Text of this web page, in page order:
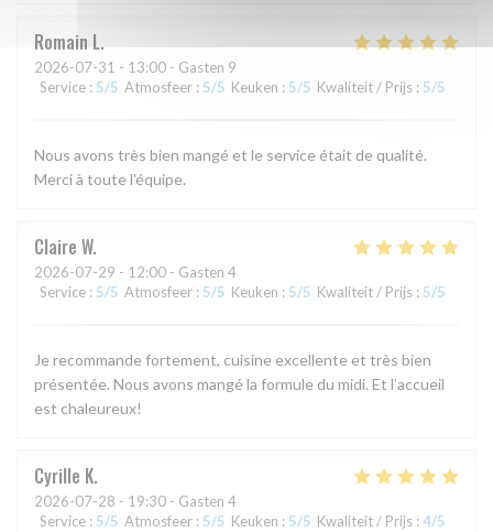
Romain L
2026-07-31 - 13:00 - Gasten 9
Service : 5/5 Atmosfeer : 5/5 Keuken : 5/5 Kwaliteit / Prijs : 5/5
Nous avons très bien mangé et le service était de qualité.
Merci à toute l'équipe.
Claire W
2026-07-29 - 12:00 - Gasten 4
Service : 5/5 Atmosfeer : 5/5 Keuken : 5/5 Kwaliteit / Prijs : 5/5
Je recommande fortement, cuisine excellente et très bien
présentée. Nous avons mangé la formule du midi. Et l’accueil
est chaleureux!
Cyrille K
2026-07-28 - 19:30 - Gasten 4
Service : 5/5 Atmosfeer : 5/5 Keuken : 5/5 Kwaliteit / Prijs : 4/5